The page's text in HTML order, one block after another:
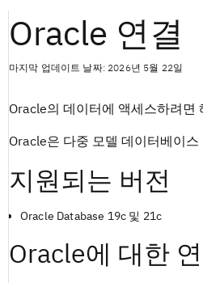
Oracle 연결
마지막 업데이트 날짜: 2026년 5월 22일
Oracle의 데이터에 액세스하려면
Oracle은 다중 모델 데이터베이
지원되는 버전
Oracle Database 19c 및 21c
Oracle에 대한